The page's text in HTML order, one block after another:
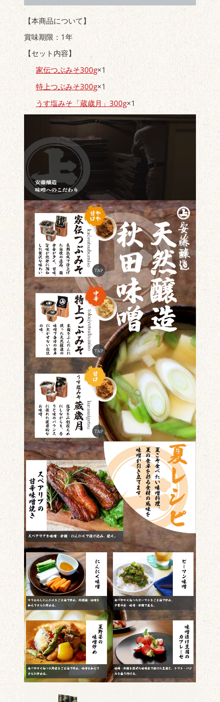
【本商品について】
賞味期限：1年
【セット内容】
家伝つぶみそ300g×1
特上つぶみそ300g×1
うす塩みそ「蔵歳月」300g×1